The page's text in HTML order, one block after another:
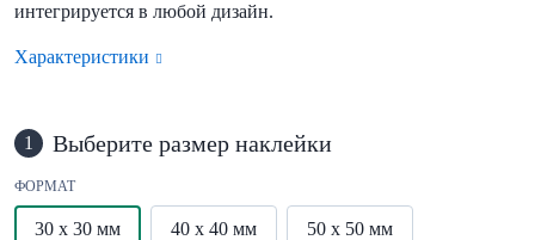
интегрируется в любой дизайн.
Характеристики
1 Выберите размер наклейки
ФОРМАТ
30 x 30 мм 40 x 40 мм 50 x 50 мм